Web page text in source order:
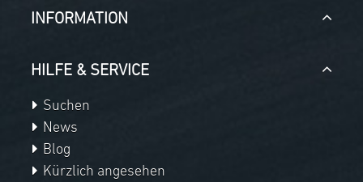
INFORMATION
HILFE & SERVICE
Suchen
News
Blog
Kürzlich angesehen